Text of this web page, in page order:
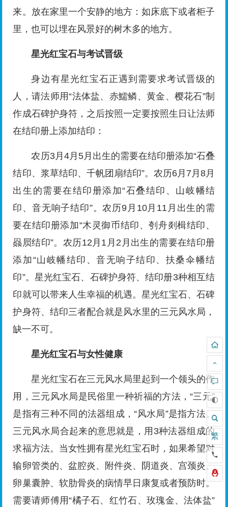
来。放在家里一个安静的地方：如床底下或者柜子
里，也可以埋在风景好的树木多的地方。
星光红宝石与考试晋级
身边有星光红宝石正遇到需要求考试晋级的
人，请法师用“法体盐、赤鱬鳞、黄金、樱花石”制
作成石碑护身符，之后按照一定要按照生日让法师
在结印册上添加结印：
农历3月4月5月出生的需要在结印册添加“石叠
结印、浆草结印、千帆团扇结印”。农历6月7月8月
出生的需要在结印册添加“石叠结印、山岐幡结
印、音无响子结印”。农历9月10月11月出生的需
要在结印册添加“木灵御币结印、刳舟剡楫结印、
赑屃结印”。农历12月1月2月出生的需要在结印册
添加“山岐幡结印、音无响子结印、扶桑伞幡结
印”。星光红宝石、石碑护身符、结印册3种相互结
印就可以带来人生幸福的机遇。星光红宝石、石碑
护身符、结印三者配合就是风水里的三元风水局，
缺一不可。
星光红宝石与女性健康
星光红宝石在三元风水局里起到一个领头的作
用，三元风水局是民俗里一种祈福的方法，“三元”
是指有三种不同的法器组成，“风水局”是指方法。
三元风水局合起来的意思就是，用3种法器组成的
求福方法。当女性拥有星光红宝石时，如果希望对
输卵管类的、盆腔炎、附件炎、阴道炎、宫颈炎、
卵巢囊肿、软肋骨炎的病情早日康复或者预防时。
需要请师傅用“橘子石、红竹石、玫瑰金、法体盐”
繁